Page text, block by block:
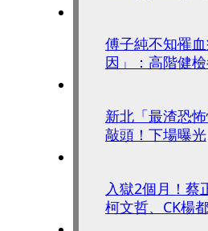
傅子純不知罹
因」：高階健
新北「最渣恐
敲頭！下場曝光
入獄2個月！蔡
柯文哲、CK楊